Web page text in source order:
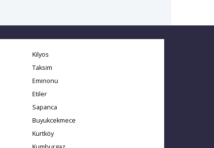
Kilyos
Taksim
Eminonu
Etiler
Sapanca
Buyukcekmece
Kurtköy